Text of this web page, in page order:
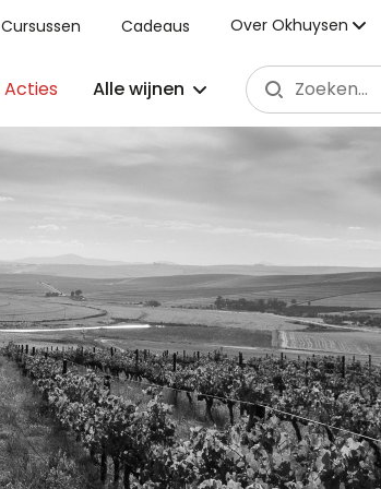
Cursussen Cadeaus Over Okhuysen
Acties Alle wijnen